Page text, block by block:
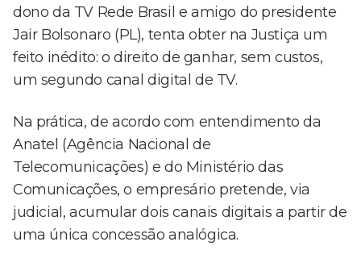
dono da TV Rede Brasil e amigo do presidente
Jair Bolsonaro (PL), tenta obter na Justiça um
feito inédito: o direito de ganhar, sem custos,
um segundo canal digital de TV.
Na prática, de acordo com entendimento da
Anatel (Agência Nacional de
Telecomunicações) e do Ministério das
Comunicações, o empresário pretende, via
judicial, acumular dois canais digitais a partir de
uma única concessão analógica.